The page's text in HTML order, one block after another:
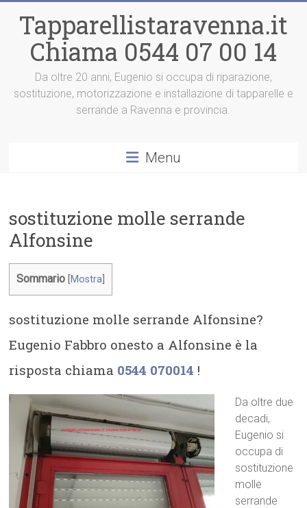
contenuto
Tapparellistaravenna.it
Chiama 0544 07 00 14
Da oltre 20 anni, Eugenio si occupa di riparazione,
sostituzione, motorizzazione e installazione di tapparelle e
serrande a Ravenna e provincia.
Menu
sostituzione molle serrande
Alfonsine
Sommario Mostra
sostituzione molle serrande Alfonsine?
Eugenio Fabbro onesto a Alfonsine è la
risposta chiama 0544 070014 !
Da oltre due
decadi,
Eugenio si
occupa di
sostituzione
molle
serrande